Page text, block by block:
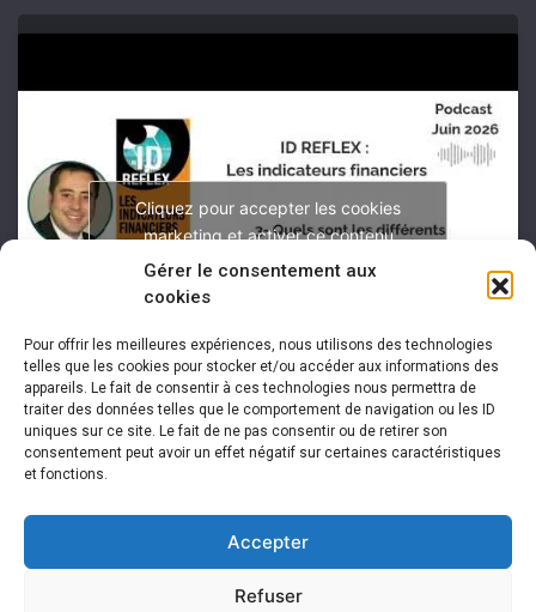
Gérer le consentement aux
cookies
Pour offrir les meilleures expériences, nous utilisons des technologies
telles que les cookies pour stocker et/ou accéder aux informations des
appareils. Le fait de consentir à ces technologies nous permettra de
traiter des données telles que le comportement de navigation ou les ID
uniques sur ce site. Le fait de ne pas consentir ou de retirer son
consentement peut avoir un effet négatif sur certaines caractéristiques
et fonctions.
Accepter
Refuser
Cliquez pour accepter les cookies
marketing et activer ce contenu